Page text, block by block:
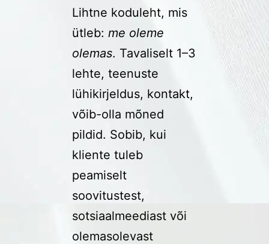
Lihtne koduleht, mis
ütleb: me oleme
olemas. Tavaliselt 1–3
lehte, teenuste
lühikirjeldus, kontakt,
võib-olla mõned
pildid. Sobib, kui
kliente tuleb
peamiselt
soovitustest,
sotsiaalmeediast või
olemasolevast